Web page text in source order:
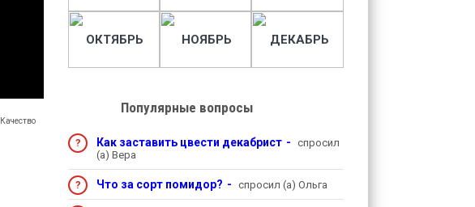
ОКТЯБРЬ НОЯБРЬ ДЕКАБРЬ
Популярные вопросы
Как заставить цвести декабрист
спросил
(а) Вера
Что за сорт помидор? спросил (а) Ольга